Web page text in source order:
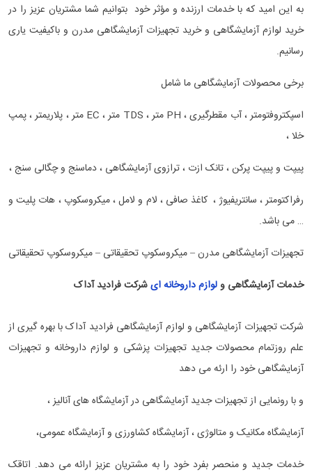
به این امید که با خدمات ارزنده و مؤثر خود بتوانیم شما مشتریان عزیز را در
خرید لوازم آزمایشگاهی و خرید تجهیزات آزمایشگاهی مدرن و باکیفیت یاری
رسانیم.
برخی محصولات آزمایشگاهی ما شامل
اسپکتروفتومتر ، آب مقطرگیری ، PH متر ، TDS متر ، EC متر ، پلاریمتر ، پمپ
خلا ،
پیپت و پیپت پرکن ، تانک ازت ، ترازوی آزمایشگاهی ، دماسنج و چگالی سنج ،
رفراکتومتر ، سانتریفیوژ ، کاغذ صافی ، لام و لامل ، میکروسکوپ ، هات پلیت و
… می باشد.
تجهیزات آزمایشگاهی مدرن – میکروسکوپ تحقیقاتی – میکروسکوپ تحقیقاتی
خدمات آزمایشگاهی ولوازم داروخانه ایشرکت فرادید آداک
شرکت تجهیزات آزمایشگاهی و لوازم آزمایشگاهی فرادید آداک با بهره گیری از
علم روزتمام محصولات جدید تجهیزات پزشکی و لوازم داروخانه و تجهیزات
آزمایشگاهی خود را ارئه می دهد
و با رونمایی از تجهیزات جدید آزمایشگاهی در آزمایشگاه های آنالیز ،
آزمایشگاه مکانیک و متالوژی ، آزمایشگاه کشاورزی و آزمایشگاه عمومی،
خدمات جدید و منحصر بفرد خود را به مشتریان عزیز ارائه می دهد. اتاقک